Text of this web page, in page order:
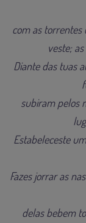
com as torrentes
veste;
Diante das tuas
subiram pelos
Estabeleceste
Fazes jorrar as
delas bebem